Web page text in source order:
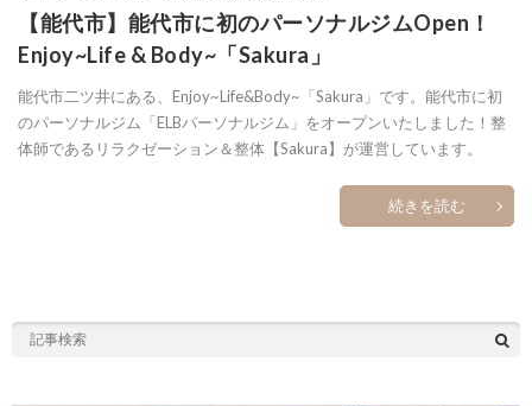
【能代市】能代市に初のパーソナルジムOpen！
Enjoy~Life & Body~「Sakura」
能代市二ツ井にある、Enjoy~Life&Body~「Sakura」です。能代市に初
のパーソナルジム「ELBパーソナルジム」をオープンいたしました！整
体師であるリラクゼーション＆整体【Sakura】が運営しています。
続きを読む